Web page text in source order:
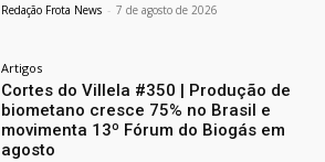
Redação Frota News - 7 de agosto de 2026
Artigos
Cortes do Villela #350 | Produção de
biometano cresce 75% no Brasil e
movimenta 13º Fórum do Biogás em
agosto